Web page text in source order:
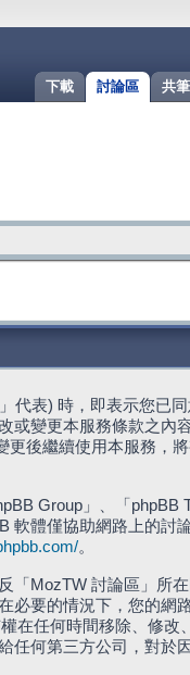
共
討論區
下載
代表) 時，即表示您已
或變更本服務條款之內
後繼續使用本服務，
Group」、「phpBB
軟體僅協助網路上的討
。
「MozTW 討論區」所
必要的情況下，您的網
在任何時間移除、修改
任何第三方公司，對於